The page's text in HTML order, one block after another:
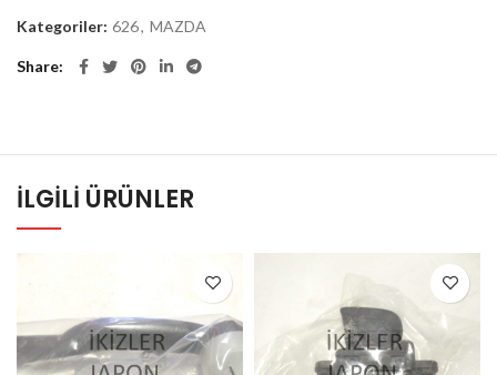
Kategoriler: 626, MAZDA
Share
İLGILI ÜRÜNLER